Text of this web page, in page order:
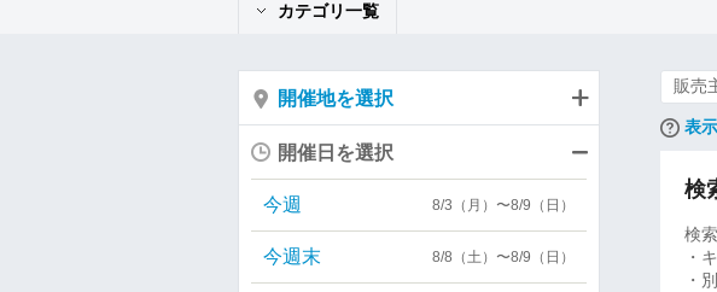
カテゴリ一覧
販売
表
検
検
・
・
開催地を選択
開催日を選択
今週 8/3（月）〜8/9（日）
今週末 8/8（土）〜8/9（日）